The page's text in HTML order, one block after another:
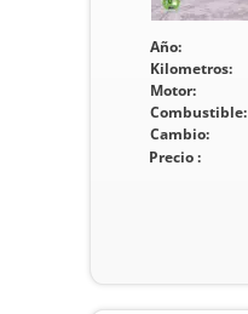
Año:
Kilometros:
Motor:
Combustible:
Cambio:
Precio :